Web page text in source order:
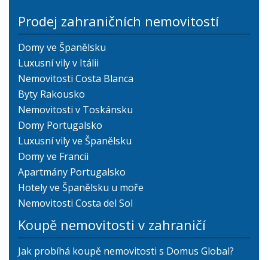
Prodej zahraničních nemovitostí
Domy ve Španělsku
Luxusní vily v Itálii
Nemovitosti Costa Blanca
Byty Rakousko
Nemovitosti v Toskánsku
Domy Portugalsko
Luxusní vily ve Španělsku
Domy ve Francii
Apartmány Portugalsko
Hotely ve Španělsku u moře
Nemovitosti Costa del Sol
Koupě nemovitosti v zahraničí
Jak probíhá koupě nemovitosti s Domus Global?